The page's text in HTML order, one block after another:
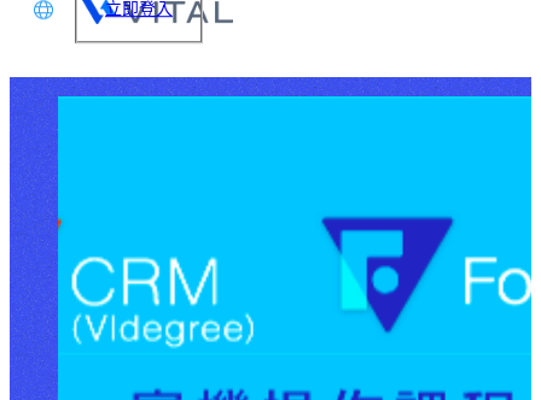
語
中文
立即登入